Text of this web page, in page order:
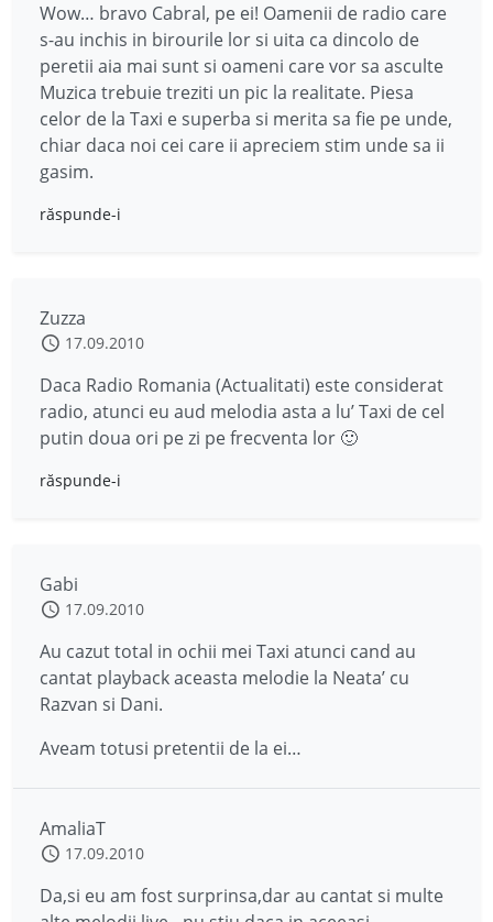
Wow… bravo Cabral, pe ei! Oamenii de radio care
s-au inchis in birourile lor si uita ca dincolo de
peretii aia mai sunt si oameni care vor sa asculte
Muzica trebuie treziti un pic la realitate. Piesa
celor de la Taxi e superba si merita sa fie pe unde,
chiar daca noi cei care ii apreciem stim unde sa ii
gasim.
răspunde-i
Zuzza
17.09.2010
Daca Radio Romania (Actualitati) este considerat
radio, atunci eu aud melodia asta a lu’ Taxi de cel
putin doua ori pe zi pe frecventa lor 🙂
răspunde-i
Gabi
17.09.2010
Au cazut total in ochii mei Taxi atunci cand au
cantat playback aceasta melodie la Neata’ cu
Razvan si Dani.
Aveam totusi pretentii de la ei…
AmaliaT
17.09.2010
Da,si eu am fost surprinsa,dar au cantat si multe